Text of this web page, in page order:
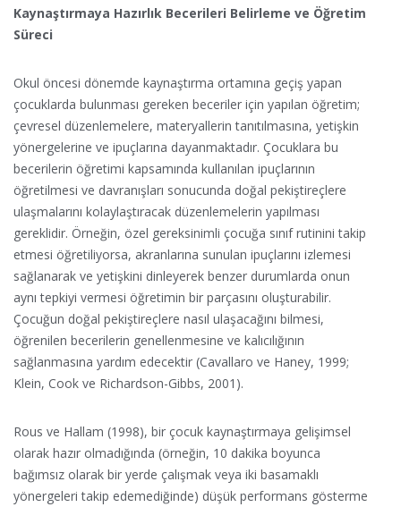
Kaynaştırmaya Hazırlık Becerileri Belirleme ve Öğretim
Süreci
Okul öncesi dönemde kaynaştırma ortamına geçiş yapan
çocuklarda bulunması gereken beceriler için yapılan öğretim;
çevresel düzenlemelere, materyallerin tanıtılmasına, yetişkin
yönergelerine ve ipuçlarına dayanmaktadır. Çocuklara bu
becerilerin öğretimi kapsamında kullanılan ipuçlarının
öğretilmesi ve davranışları sonucunda doğal pekiştireçlere
ulaşmalarını kolaylaştıracak düzenlemelerin yapılması
gereklidir. Örneğin, özel gereksinimli çocuğa sınıf rutinini takip
etmesi öğretiliyorsa, akranlarına sunulan ipuçlarını izlemesi
sağlanarak ve yetişkini dinleyerek benzer durumlarda onun
aynı tepkiyi vermesi öğretimin bir parçasını oluşturabilir.
Çocuğun doğal pekiştireçlere nasıl ulaşacağını bilmesi,
öğrenilen becerilerin genellenmesine ve kalıcılığının
sağlanmasına yardım edecektir (Cavallaro ve Haney, 1999;
Klein, Cook ve Richardson-Gibbs, 2001).
Rous ve Hallam (1998), bir çocuk kaynaştırmaya gelişimsel
olarak hazır olmadığında (örneğin, 10 dakika boyunca
bağımsız olarak bir yerde çalışmak veya iki basamaklı
yönergeleri takip edemediğinde) düşük performans gösterme